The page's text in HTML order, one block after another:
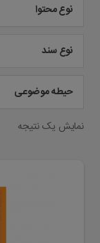
نوع محتوا
نوع سند
حیطه موضوعی
نمایش یک نتیجه